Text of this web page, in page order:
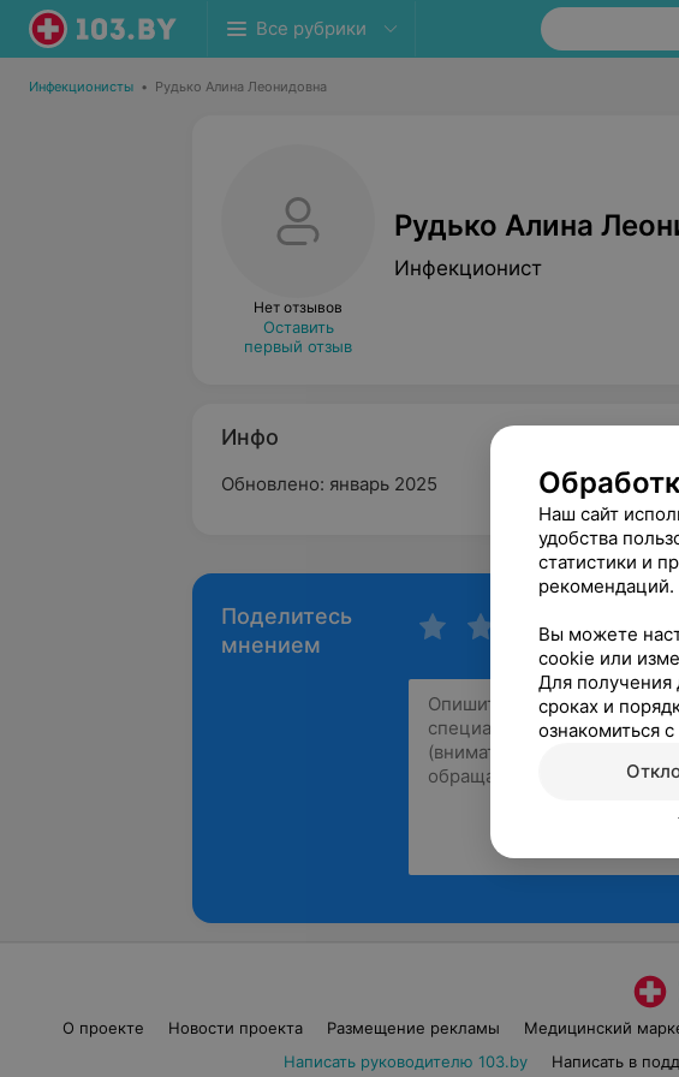
Все рубрики
Инфекционисты • Рудько Алина Леонидовна
Нет отзывов
Оставить
первый отзыв
Рудько Алина
Инфекционист
Инфо
Обновлено: январь 2025
Поделитесь
мнением
О проекте Новости проекта Размещение рекламы Медицинский
Написать руководителю 103.by
Написать в
Наш сайт
удобства
статистики и
рекомендаций.
Вы можете
cookie или
Для получения
сроках и
ознакомиться